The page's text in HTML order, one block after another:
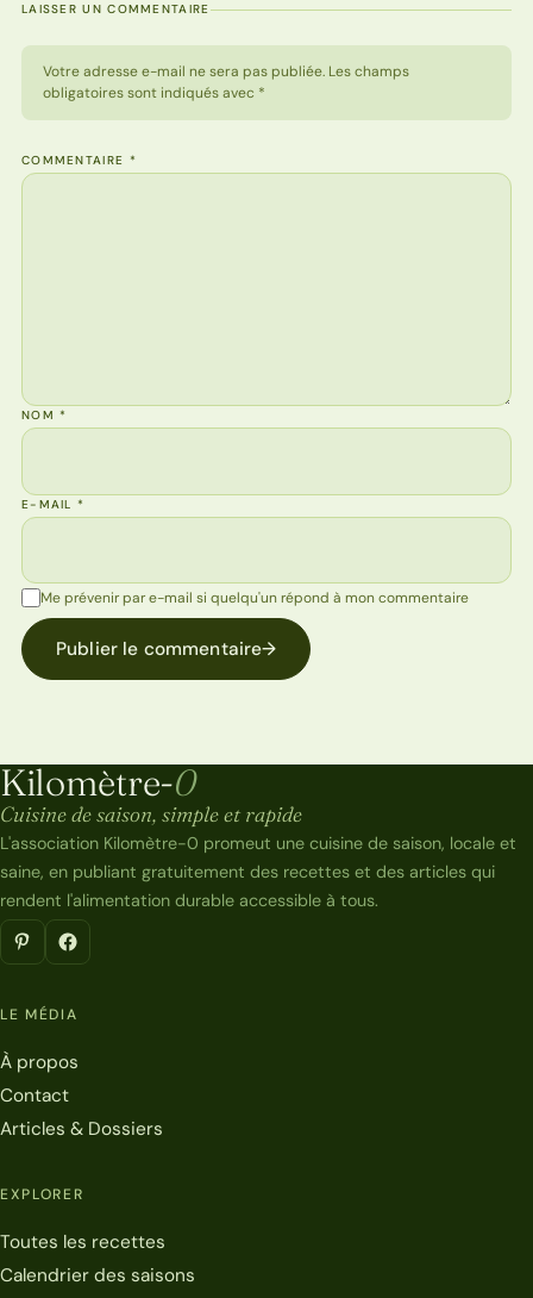
LAISSER UN COMMENTAIRE
Votre adresse e-mail ne sera pas publiée. Les champs
obligatoires sont indiqués avec *
COMMENTAIRE *
NOM*
E-MAIL*
Me prévenir par e-mail si quelqu'un répond à mon commentaire
Publier le commentaire→
Kilomètre-0
Kilomètre-0
Cuisine de saison, simple et rapide
L'association Kilomètre-0 promeut une cuisine de saison, locale et
saine, en publiant gratuitement des recettes et des articles qui
rendent l'alimentation durable accessible à tous.
LE MÉDIA
À propos
Contact
Articles & Dossiers
EXPLORER
Toutes les recettes
Calendrier des saisons